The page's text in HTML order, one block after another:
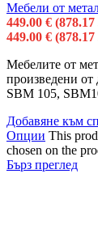
Мебели от
449.00 €
449.00 €
Мебелите от
произведени от
SBM 105,
Добавяне към
Опции This
chosen on the
Бърз преглед